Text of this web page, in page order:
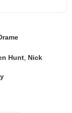
Hunt Nick